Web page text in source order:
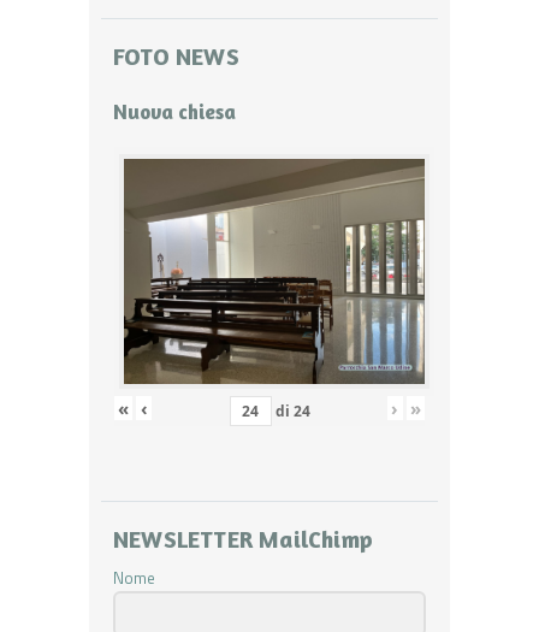
FOTO NEWS
Nuova chiesa
« ‹ di 24 › »
NEWSLETTER MailChimp
Nome